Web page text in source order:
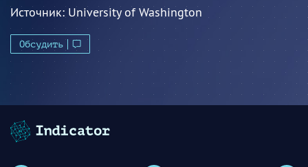
Источник:University of Washington
Обсудить